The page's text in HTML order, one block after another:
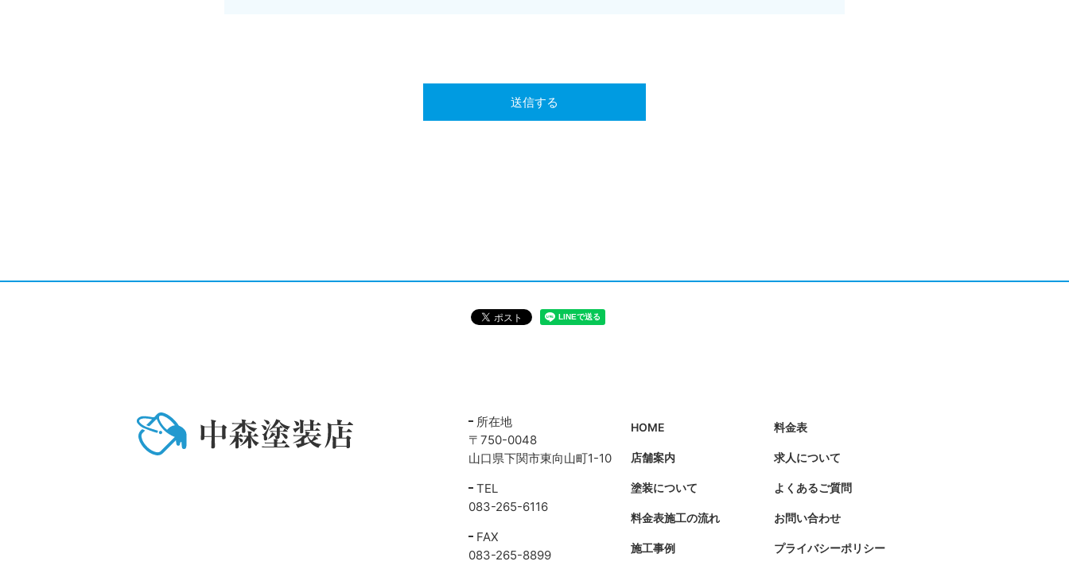
所在地
〒750-0048
山口県下関市東向山町1-10
TEL
083-265-6116
FAX
083-265-8899
HOME 料金表
店舗案内 求人について
塗装について よくあるご質問
料金表施工の流れ お問い合わせ
施工事例 プライバシーポリシー